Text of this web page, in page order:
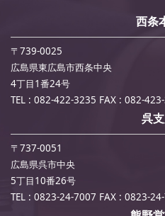
西条
〒739-0025
広島県東広島市西条中央
4丁目1番24号
TEL : 082-422-3235 FAX : 082-
呉
〒737-0051
広島県呉市中央
5丁目10番26号
TEL : 0823-24-7007 FAX : 0823-